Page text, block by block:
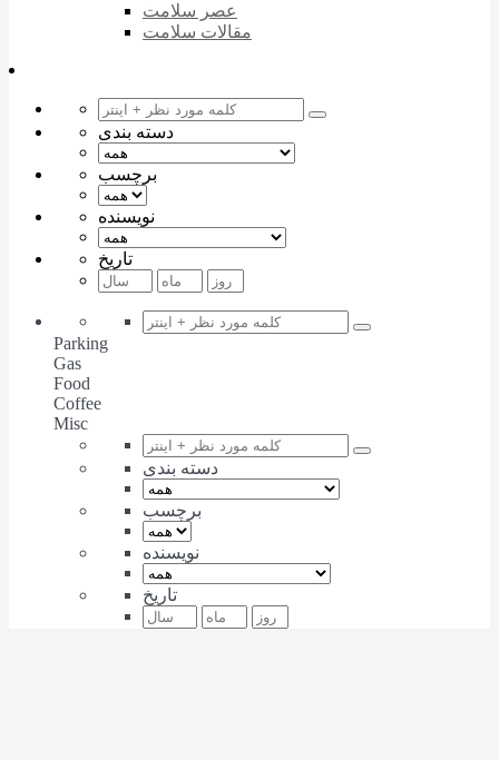
عصر سلامت
مقالات سلامت
دسته بندی
برچسب
نویسنده
تاریخ
Parking
Gas
Food
Coffee
Misc
دسته بندی
برچسب
نویسنده
تاریخ